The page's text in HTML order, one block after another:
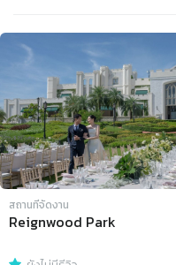
Slide 1 of 4
สถานที่จัดงาน
Reignwood Park